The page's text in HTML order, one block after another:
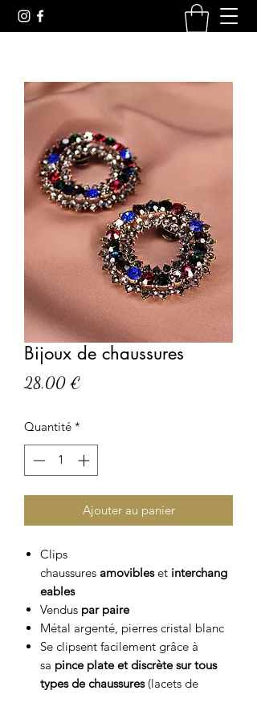
Bijoux de chaussures
28,00 €
Quantité *
Ajouter au panier
Clips
chaussures amovibleset interchang
eables
Vendus par paire
Métal argenté, pierres cristal blanc
Se clipsent facilement grâce à
sa pince plate et discrète sur tous
types de chaussures(lacets de